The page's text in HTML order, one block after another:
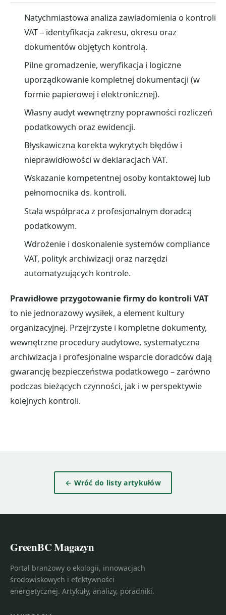
Natychmiastowa analiza zawiadomienia o kontroli
VAT – identyfikacja zakresu, okresu oraz
dokumentów objętych kontrolą.
Pilne gromadzenie, weryfikacja i logiczne
uporządkowanie kompletnej dokumentacji (w
formie papierowej i elektronicznej).
Własny audyt wewnętrzny poprawności rozliczeń
podatkowych oraz ewidencji.
Błyskawiczna korekta wykrytych błędów i
nieprawidłowości w deklaracjach VAT.
Wskazanie kompetentnej osoby kontaktowej lub
pełnomocnika ds. kontroli.
Stała współpraca z profesjonalnym doradcą
podatkowym.
Wdrożenie i doskonalenie systemów compliance
VAT, polityk archiwizacji oraz narzędzi
automatyzujących kontrole.
Prawidłowe przygotowanie firmy do kontroli VAT
to nie jednorazowy wysiłek, a element kultury
organizacyjnej. Przejrzyste i kompletne dokumenty,
wewnętrzne procedury audytowe, systematyczna
archiwizacja i profesjonalne wsparcie doradców dają
gwarancję bezpieczeństwa podatkowego – zarówno
podczas bieżących czynności, jak i w perspektywie
kolejnych kontroli.
← Wróć do listy artykułów
GreenBC Magazyn
Portal branżowy o ekologii, innowacjach
środowiskowych i efektywności
energetycznej. Artykuły, analizy, poradniki.